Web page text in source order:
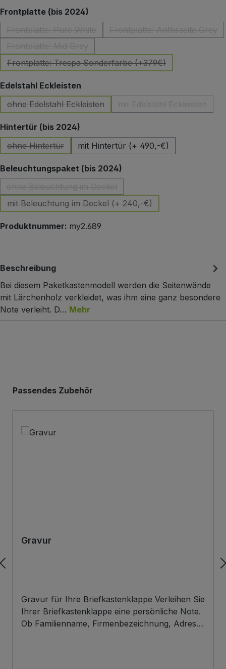
Frontplatte (bis 2024)
(Diese Option ist zurzeit nicht verfügbar.)(Diese Option ist
(Diese Option ist zurzeit nicht verfügbar.)
Frontplatte: Trespa Sonderfarbe (+379€)
(Diese Option ist zurzeit nicht verfügbar.)
Edelstahl Eckleisten
ohne Edelstahl Eckleisten
(Diese Option ist zurzeit nicht verfügbar.)
Hintertür (bis 2024)
ohne Hintertür
(Diese Option ist zurzeit nicht verfügbar.)
mit Hintertür (+ 490,-€)
Beleuchtungspaket (bis 2024)
(Diese Option ist zurzeit nicht verfügbar.)
mit Beleuchtung im Deckel (+ 240,-€)
(Diese Option ist zurzeit nicht verfügbar.)
Produktnummer: my2.689
Beschreibung
Bei diesem Paketkastenmodell werden die Seitenwände
mit Lärchenholz verkleidet, was ihm eine ganz besondere
Note verleiht. D… Mehr
Produktgalerie überspringen
Passendes Zubehör
Gravur
Gravur für Ihre Briefkastenklappe Verleihen Sie
Ihrer Briefkastenklappe eine persönliche Note.
Ob Familienname, Firmenbezeichnung, Adresse